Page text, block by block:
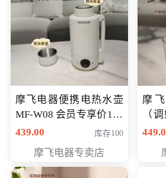
摩飞电器便携电热水壶
MF-W08 会员专享价198
元
439.00 库存100
摩飞电器专卖店
摩
（
专享